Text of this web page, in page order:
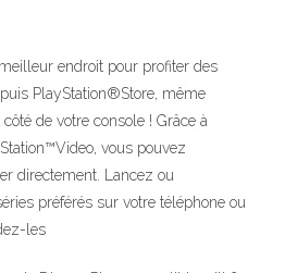
endroit pour profiter des
PlayStation®Store, même
de votre console ! Grâce à
vous pouvez
directement. Lancez ou
préférés sur votre téléphone ou
les